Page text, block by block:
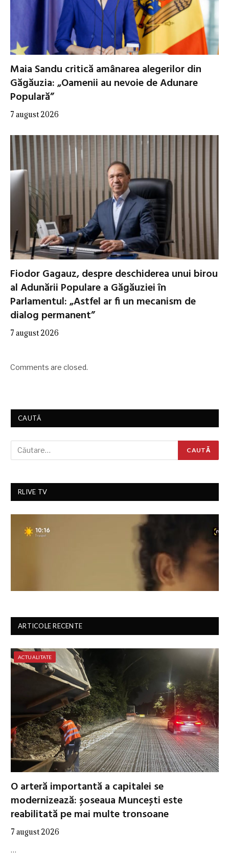
Maia Sandu critică amânarea alegerilor din
Găgăuzia: „Oamenii au nevoie de Adunare
Populară”
7 august 2026
Fiodor Gagauz, despre deschiderea unui birou
al Adunării Populare a Găgăuziei în
Parlamentul: „Astfel ar fi un mecanism de
dialog permanent”
7 august 2026
Comments are closed.
CAUTĂ
RLIVE TV
ARTICOLE RECENTE
ACTUALITATE
O arteră importantă a capitalei se
modernizează: șoseaua Muncești este
reabilitată pe mai multe tronsoane
7 august 2026
…